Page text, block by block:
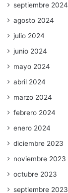
septiembre 2024
agosto 2024
julio 2024
junio 2024
mayo 2024
abril 2024
marzo 2024
febrero 2024
enero 2024
diciembre 2023
noviembre 2023
octubre 2023
septiembre 2023